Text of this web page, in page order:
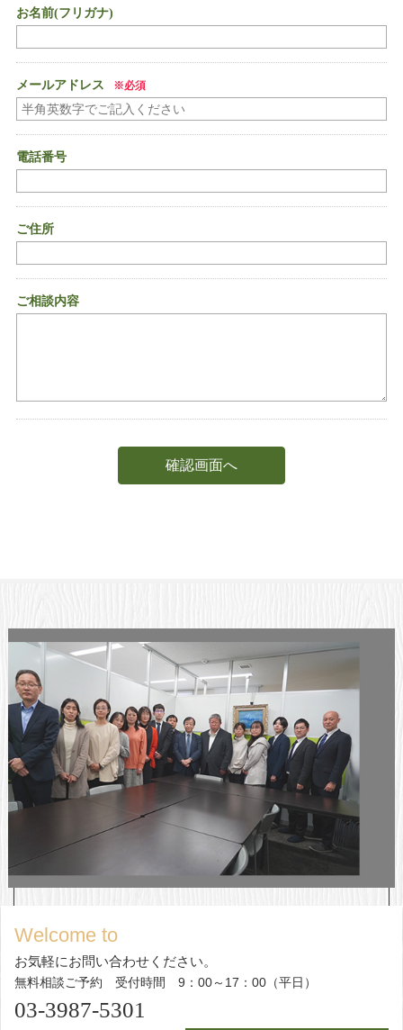
お名前(フリガナ)
メールアドレス
電話番号
ご住所
ご相談内容
Welcome to
お気軽にお問い合わせください。
無料相談ご予約 受付時間 9：00～17：00（平日）
03-3987-5301